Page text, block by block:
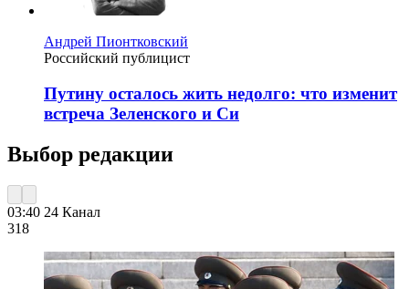
Андрей Пионтковский
Российский публицист
Путину осталось жить недолго: что изменит
встреча Зеленского и Си
Выбор редакции
03:40 24 Канал
318